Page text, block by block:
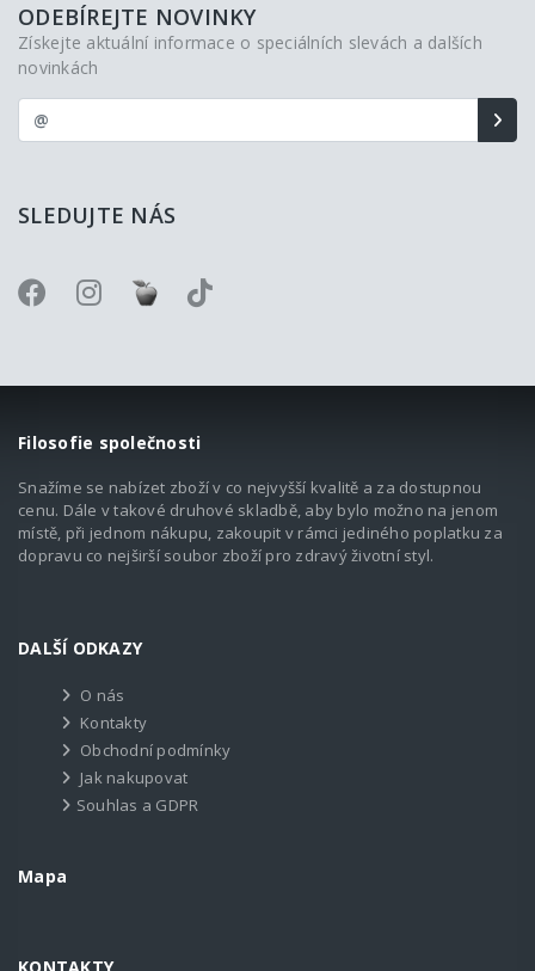
ODEBÍREJTE NOVINKY
Získejte aktuální informace o speciálních slevách a dalších
novinkách
SLEDUJTE NÁS
Filosofie společnosti
Snažíme se nabízet zboží v co nejvyšší kvalitě a za dostupnou
cenu. Dále v takové druhové skladbě, aby bylo možno na jenom
místě, při jednom nákupu, zakoupit v rámci jediného poplatku za
dopravu co nejširší soubor zboží pro zdravý životní styl.
DALŠÍ ODKAZY
O nás
Kontakty
Obchodní podmínky
Jak nakupovat
Souhlas a GDPR
Mapa